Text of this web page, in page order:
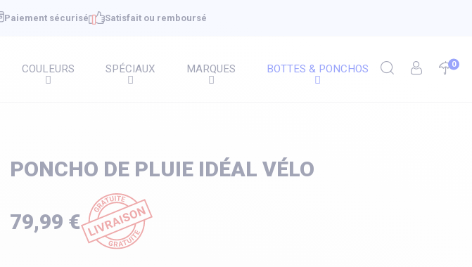
Paiement sécurisé Satisfait ou remboursé
0
COULEURS SPÉCIAUX MARQUES BOTTES & PONCHOS
PONCHO DE PLUIE IDÉAL VÉLO
79,99 €